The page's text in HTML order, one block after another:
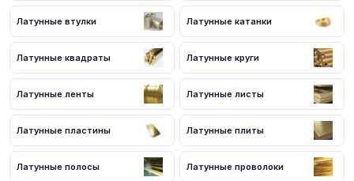
Для получения актуальных цен и наличия на складе свяжитесь
с нашими менеджерами. Мы предложим оптимальные условия
поставки и доставки.
Латунные втулки Латунные катанки
Латунные квадраты Латунные круги
Латунные ленты Латунные листы
Латунные пластины Латунные плиты
Латунные полосы Латунные проволоки